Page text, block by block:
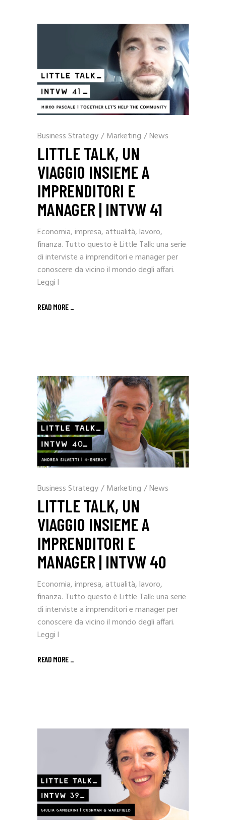
Business Strategy/ Marketing /News
LITTLE TALK, UN
VIAGGIO INSIEME A
IMPRENDITORI E
MANAGER | INTVW 41
Economia, impresa, attualità, lavoro,
finanza. Tutto questo è Little Talk: una serie
di interviste a imprenditori e manager per
conoscere da vicino il mondo degli affari.
Leggi l
READ MORE _
Business Strategy/ Marketing /News
LITTLE TALK, UN
VIAGGIO INSIEME A
IMPRENDITORI E
MANAGER | INTVW 40
Economia, impresa, attualità, lavoro,
finanza. Tutto questo è Little Talk: una serie
di interviste a imprenditori e manager per
conoscere da vicino il mondo degli affari.
Leggi l
READ MORE _